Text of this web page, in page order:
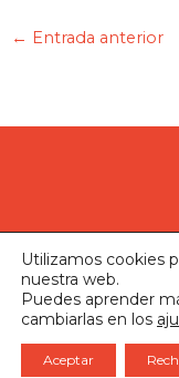
← Entrada anterior
Copyright ©
Aviso legal ·
Utilizamos cookies
nuestra web.
Puedes aprender
cambiarlas en los
Aceptar